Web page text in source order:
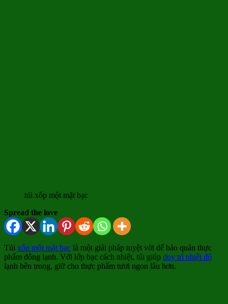
túi xốp một mặt bạc
Spread the love
Túi xốp một mặt bạc là một giải pháp tuyệt vời để bảo quản thực
phẩm đông lạnh. Với lớp bạc cách nhiệt, túi giúp duy trì nhiệt độ
lạnh bên trong, giữ cho thực phẩm tươi ngon lâu hơn.